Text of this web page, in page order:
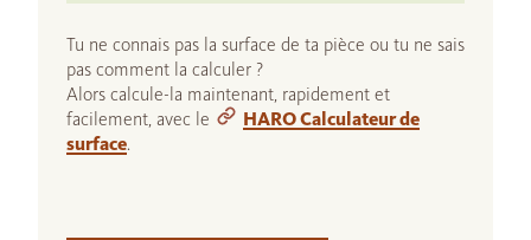
Tu ne connais pas la surface de ta pièce ou tu ne sais
pas comment la calculer ?
Alors calcule-la maintenant, rapidement et
facilement, avec le
HARO Calculateur de
surface.